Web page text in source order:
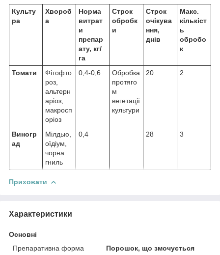
Культу
ра
Хвороб
а
Норма
витрат
и
препар
ату, кг/
га
Строк
обробк
и
Строк
очікува
ння,
днів
Макс.
кількіст
ь
обробо
к
Томати
Фітофто
роз,
альтерн
аріоз,
макросп
оріоз
0,4-0,6
Обробка
протяго
м
вегетації
культури
20 2
Виногр
ад
Мілдью,
оїдіум,
чорна
гниль
0,4 28 3
Приховати
Характеристики
Основні
Препаративна форма
Порошок, що змочується